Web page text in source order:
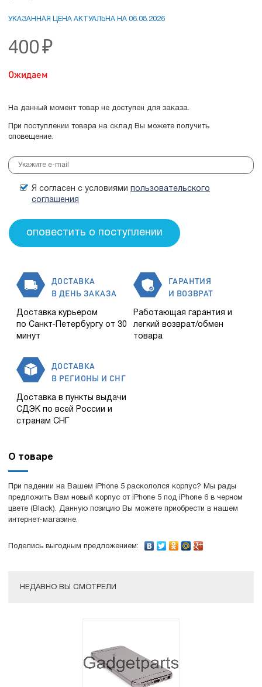
УКАЗАННАЯ ЦЕНА АКТУАЛЬНА НА 06.08.2026
400 ₽
Ожидаем
На данный момент товар не доступен для заказа.
При поступлении товара на склад Вы можете получить
оповещение.
Я согласен с условиями пользовательского
соглашения
ДОСТАВКА
В ДЕНЬ ЗАКАЗА
Доставка курьером
по Санкт-Петербургу от 30
минут
ГАРАНТИЯ
И ВОЗВРАТ
Работающая гарантия и
легкий возврат/обмен
товара
ДОСТАВКА
В РЕГИОНЫ И СНГ
Доставка в пункты выдачи
СДЭК по всей России и
странам СНГ
О товаре
При падении на Вашем iPhone 5 раскололся корпус? Мы рады
предложить Вам новый корпус от iPhone 5 под iPhone 6 в черном
цвете (Black). Данную позицию Вы можете приобрести в нашем
интернет-магазине.
Поделись выгодным предложением:
НЕДАВНО ВЫ СМОТРЕЛИ